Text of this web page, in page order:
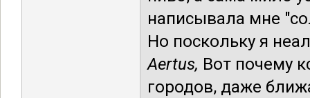
написывала мне
Но поскольку я
Aertus, Вот почему
городов, даже